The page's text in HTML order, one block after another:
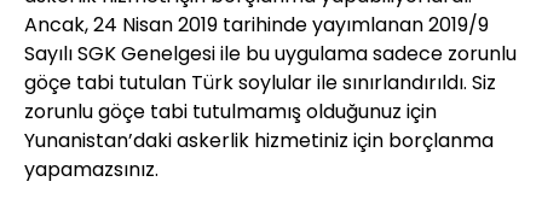
Ancak, 24 Nisan 2019 tarihinde yayımlanan 2019/9
Sayılı SGK Genelgesi ile bu uygulama sadece zorunlu
göçe tabi tutulan Türk soylular ile sınırlandırıldı. Siz
zorunlu göçe tabi tutulmamış olduğunuz için
Yunanistan’daki askerlik hizmetiniz için borçlanma
yapamazsınız.